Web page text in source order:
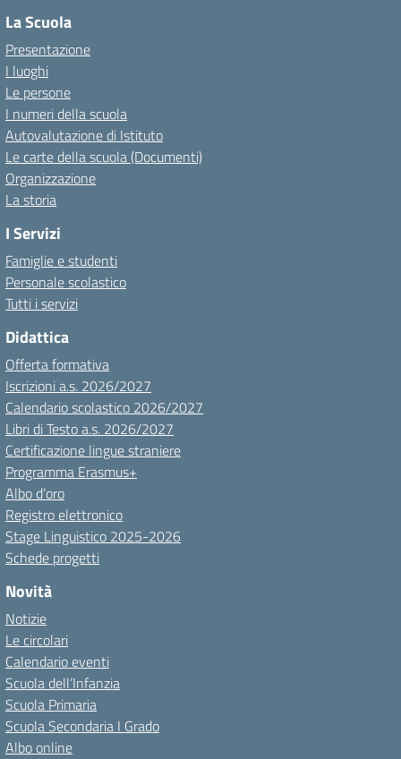
La Scuola
Presentazione
I luoghi
Le persone
I numeri della scuola
Autovalutazione di Istituto
Le carte della scuola (Documenti)
Organizzazione
La storia
I Servizi
Famiglie e studenti
Personale scolastico
Tutti i servizi
Didattica
Offerta formativa
Iscrizioni a.s. 2026/2027
Calendario scolastico 2026/2027
Libri di Testo a.s. 2026/2027
Certificazione lingue straniere
Programma Erasmus+
Albo d’oro
Registro elettronico
Stage Linguistico 2025-2026
Schede progetti
Novità
Notizie
Le circolari
Calendario eventi
Scuola dell’Infanzia
Scuola Primaria
Scuola Secondaria I Grado
Albo online